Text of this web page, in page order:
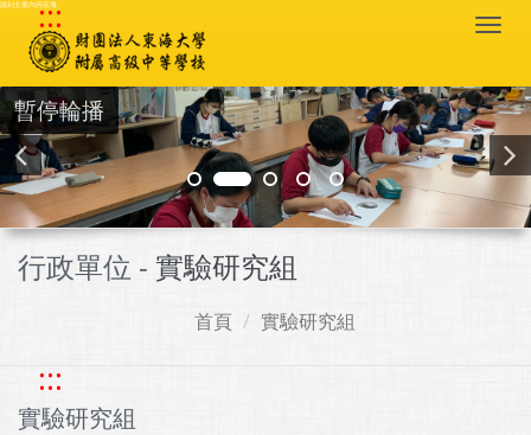
跳到主要內容區塊
:::
暫停輪播
行政單位 - 實驗研究組
首頁 實驗研究組
:::
實驗研究組